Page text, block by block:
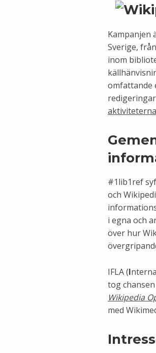
Kampanjen
Sverige,
inom
omfattande
#1lib1ref
och
i egna och
över hur
IFLA (I
tog
Wikipedia
med